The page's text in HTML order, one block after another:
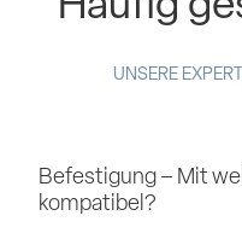
UNSERE
Befestigung – Mit
kompatibel?